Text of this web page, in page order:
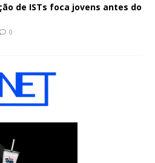
de ISTs foca jovens antes do
0